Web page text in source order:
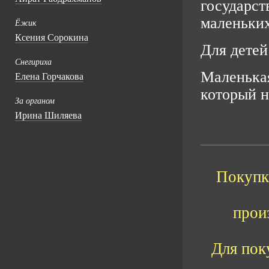
Ёжик
Ксения Сорокина
Снегириха
Елена Горчакова
За органом
Ирина Шиляева
Для
который
Для